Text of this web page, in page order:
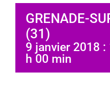
GRENADE-
(31)
9 janvier 2018
h 00 min